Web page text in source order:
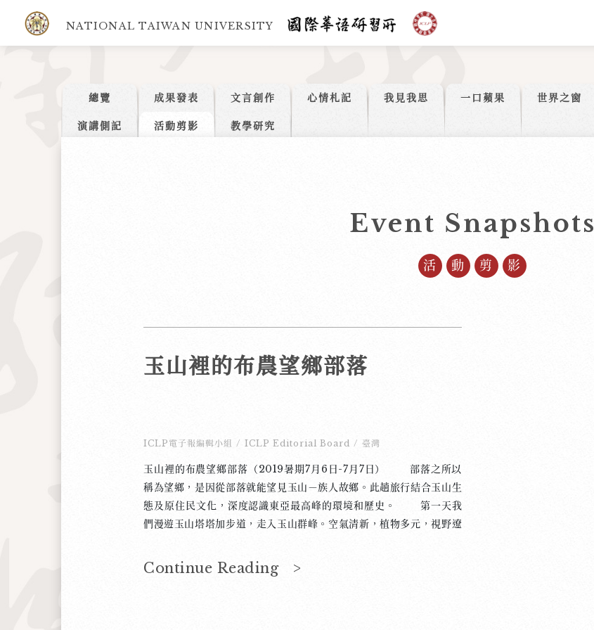
NATIONAL TAIWAN UNIVERSITY
總覽 成果發表 文言創作 心情札記 我見我思 一口蘋果 世界之窗
演講側記 活動剪影 教學研究
Event Snapshots
活動剪影
玉山裡的布農望鄉部落
ICLP電子報編輯小組 / ICLP Editorial Board / 臺灣
玉山裡的布農望鄉部落（2019暑期7月6日-7月7日） 部落之所以
稱為望鄉，是因從部落就能望見玉山－族人故鄉。此趟旅行結合玉山生
態及原住民文化，深度認識東亞最高峰的環境和歷史。 第一天我
們漫遊玉山塔塔加步道，走入玉山群峰。空氣清新，植物多元，視野遼
舞。布農晚餐豐盛美味，學生一邊享用，一邊聆聽族人述說部落神話。
夜晚星空，蟬鳴唧唧，族人特別表演八部合音（布農傳統祭典音樂），
Continue Reading >